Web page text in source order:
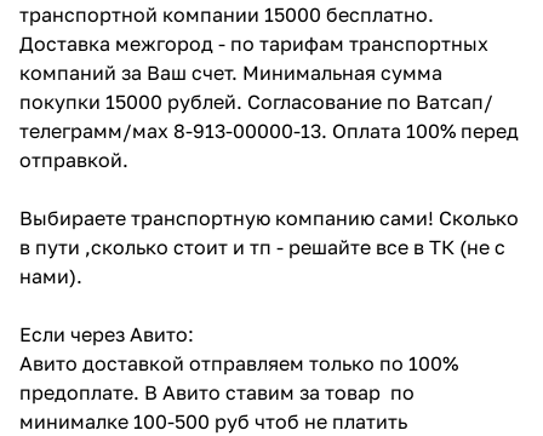
транспортной компании 15000 бесплатно.
Доставка межгород - по тарифам транспортных
компаний за Ваш счет. Минимальная сумма
покупки 15000 рублей. Согласование по Ватсап/
телеграмм/мах 8-913-00000-13. Оплата 100% перед
отправкой.
Выбираете транспортную компанию сами! Сколько
в пути ,сколько стоит и тп - решайте все в ТК (не с
нами).
Если через Авито:
Авито доставкой отправляем только по 100%
предоплате. В Авито ставим за товар по
минималке 100-500 руб чтоб не платить